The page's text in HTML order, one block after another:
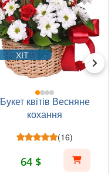
ХІТ
Букет квітів Весняне
кохання
(16)
64 $